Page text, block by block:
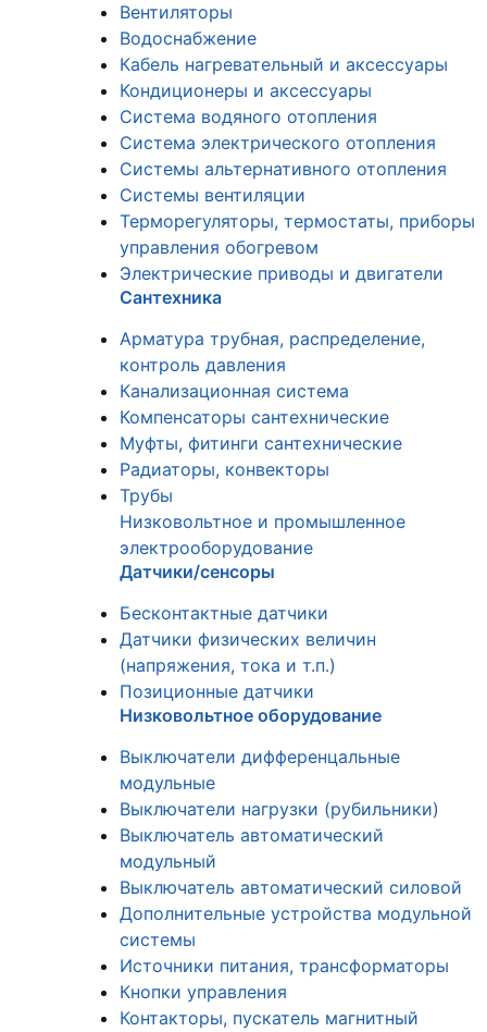
Вентиляторы
Водоснабжение
Кабель нагревательный и аксессуары
Кондиционеры и аксессуары
Система водяного отопления
Система электрического отопления
Системы альтернативного отопления
Системы вентиляции
Терморегуляторы, термостаты, приборы
управления обогревом
Электрические приводы и двигатели
Сантехника
Арматура трубная, распределение,
контроль давления
Канализационная система
Компенсаторы сантехнические
Муфты, фитинги сантехнические
Радиаторы, конвекторы
Трубы
Низковольтное и промышленное
электрооборудование
Датчики/сенсоры
Бесконтактные датчики
Датчики физических величин
(напряжения, тока и т.п.)
Позиционные датчики
Низковольтное оборудование
Выключатели дифференцальные
модульные
Выключатели нагрузки (рубильники)
Выключатель автоматический
модульный
Выключатель автоматический силовой
Дополнительные устройства модульной
системы
Источники питания, трансформаторы
Кнопки управления
Контакторы, пускатель магнитный